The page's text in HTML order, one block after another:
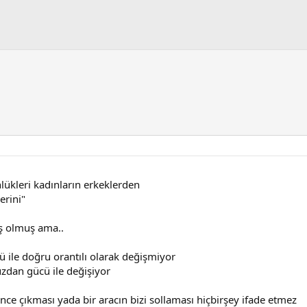
kadınların erkeklerden
olmuş ama..
ile doğru orantılı olarak değişmiyor
gücü ile değişiyor
çıkması yada bir aracın bizi sollaması hiçbirşey ifade etmez